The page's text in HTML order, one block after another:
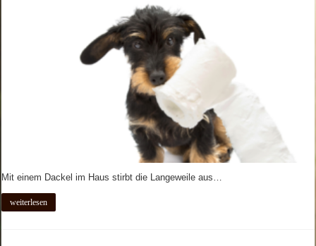
Mit einem Dackel im Haus stirbt die Langeweile aus…
weiterlesen